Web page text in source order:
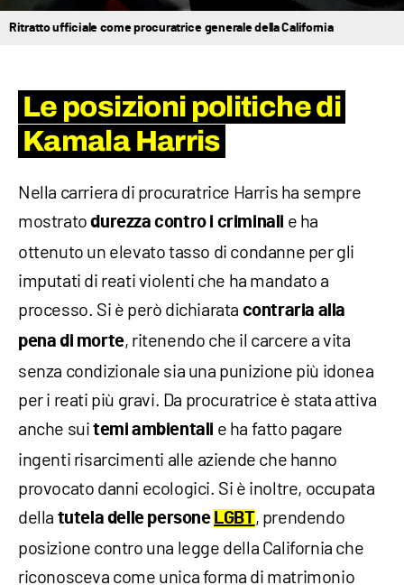
Ritratto ufficiale come procuratrice generale della California
Le posizioni politiche di
Kamala Harris
Nella carriera di procuratrice Harris ha sempre
mostratodurezza contro i criminali e ha
ottenuto un elevato tasso di condanne per gli
imputati di reati violenti che ha mandato a
processo. Si è però dichiarata contraria alla
pena di morte, ritenendo che il carcere a vita
senza condizionale sia una punizione più idonea
per i reati più gravi. Da procuratrice è stata attiva
anche sui temi ambientali e ha fatto pagare
ingenti risarcimenti alle aziende che hanno
provocato danni ecologici. Si è inoltre, occupata
della tutela delle persone LGBT, prendendo
posizione contro una legge della California che
riconosceva come unica forma di matrimonio